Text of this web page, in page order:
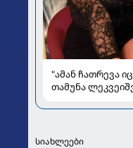
"ამან ჩათრევა
თამუნა
სიახლეები